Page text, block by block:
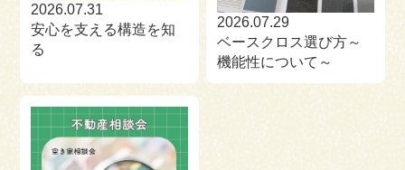
2026.07.31
安心を支える構造を知
る
2026.07.29
ベースクロス選び方～
機能性について～